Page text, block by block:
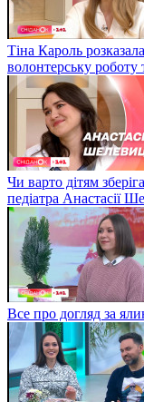
Тіна Кароль
волонтерську роботу
Чи варто дітям
педіатра Анастасії
Все про догляд за